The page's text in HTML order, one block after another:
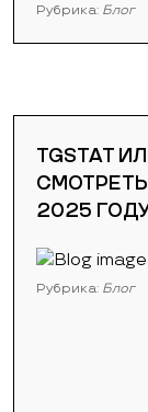
Рубрика: Блог
TGSTAT
СМОТРЕТЬ
2025
Рубрика: Блог